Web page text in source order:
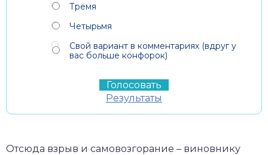
Тремя
Четырьмя
Свой вариант в комментариях (вдруг у
вас больше конфорок)
Результаты
Отсюда взрыв и самовозгорание – виновнику